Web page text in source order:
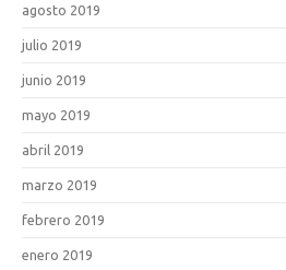
agosto 2019
julio 2019
junio 2019
mayo 2019
abril 2019
marzo 2019
febrero 2019
enero 2019